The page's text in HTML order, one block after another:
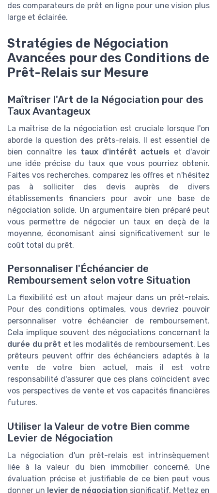
des comparateurs de prêt en ligne pour une vision plus
large et éclairée.
Stratégies de Négociation
Avancées pour des Conditions de
Prêt-Relais sur Mesure
Maîtriser l'Art de la Négociation pour des
Taux Avantageux
La maîtrise de la négociation est cruciale lorsque l'on
aborde la question des prêts-relais. Il est essentiel de
bien connaître les taux d'intérêt actuels et d'avoir
une idée précise du taux que vous pourriez obtenir.
Faites vos recherches, comparez les offres et n'hésitez
pas à solliciter des devis auprès de divers
établissements financiers pour avoir une base de
négociation solide. Un argumentaire bien préparé peut
vous permettre de négocier un taux en deçà de la
moyenne, économisant ainsi significativement sur le
coût total du prêt.
Personnaliser l'Échéancier de
Remboursement selon votre Situation
La flexibilité est un atout majeur dans un prêt-relais.
Pour des conditions optimales, vous devriez pouvoir
personnaliser votre échéancier de remboursement.
Cela implique souvent des négociations concernant la
durée du prêt et les modalités de remboursement. Les
prêteurs peuvent offrir des échéanciers adaptés à la
vente de votre bien actuel, mais il est votre
responsabilité d'assurer que ces plans coïncident avec
vos perspectives de vente et vos capacités financières
futures.
Utiliser la Valeur de votre Bien comme
Levier de Négociation
La négociation d'un prêt-relais est intrinsèquement
liée à la valeur du bien immobilier concerné. Une
évaluation précise et justifiable de ce bien peut vous
donner un levier de négociation significatif. Mettez en